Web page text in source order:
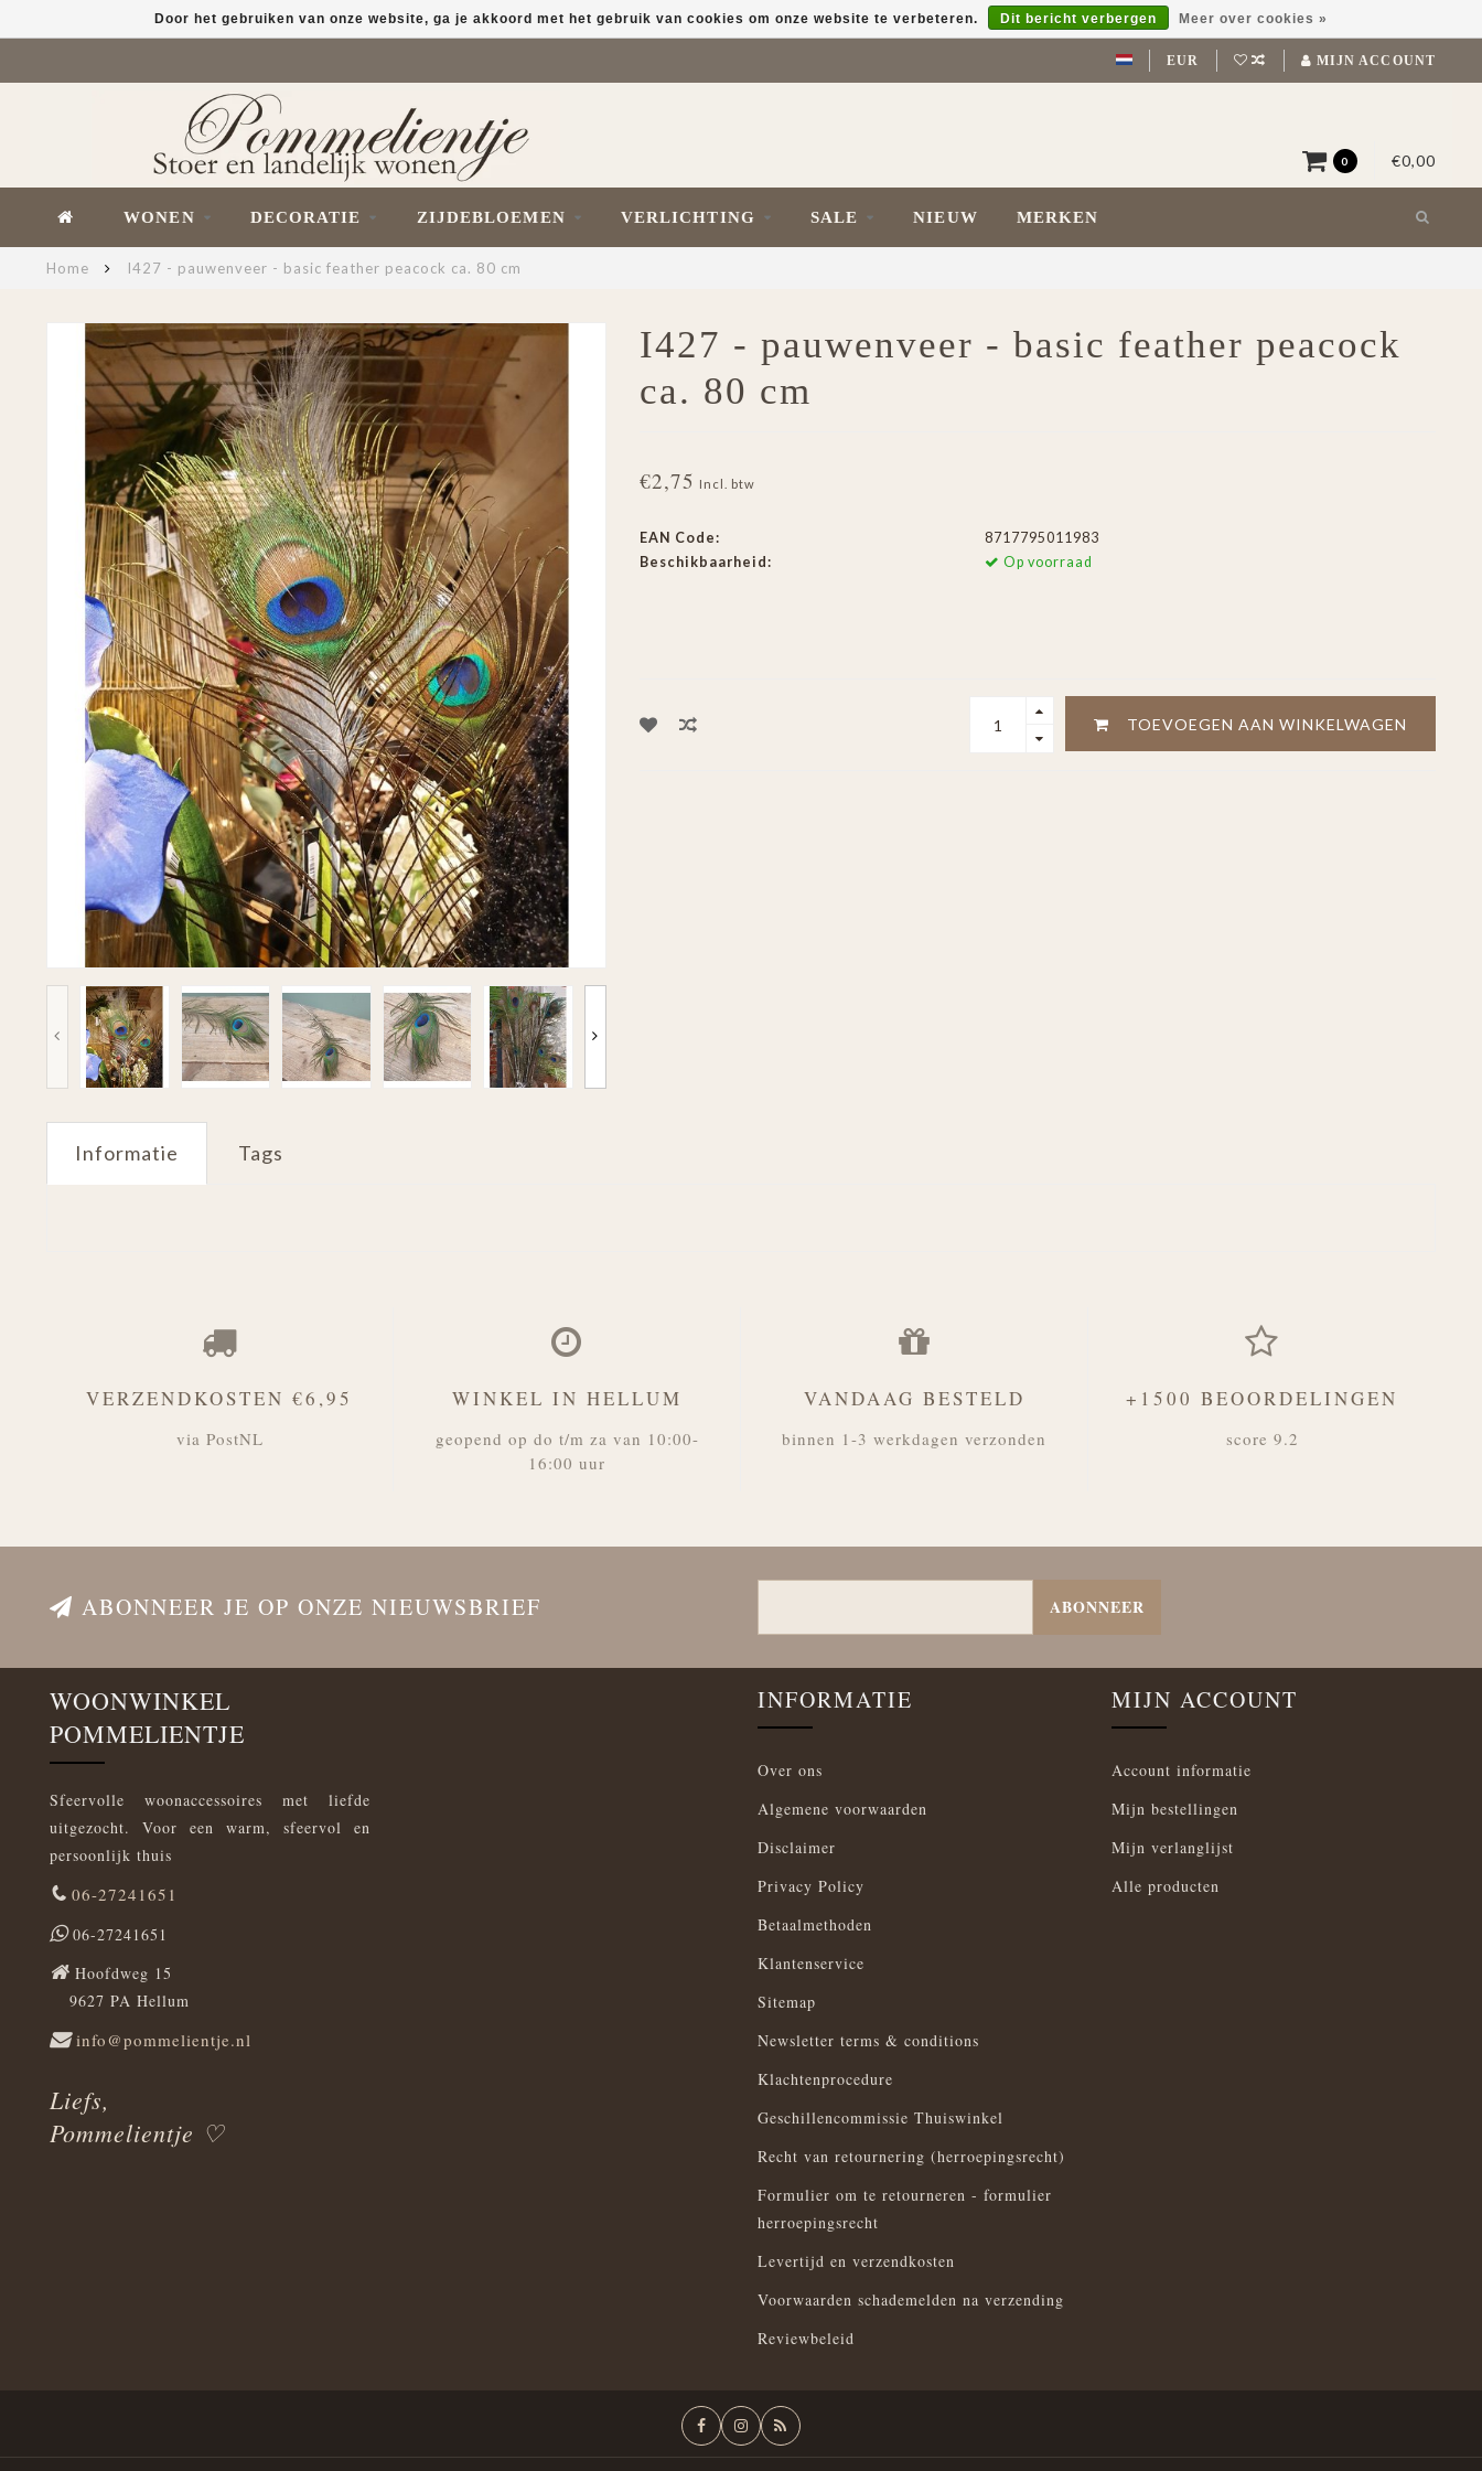
EUR MIJN ACCOUNT
0 €0,00
WONEN DECORATIE ZIJDEBLOEMEN VERLICHTING SALE NIEUW MERKEN
Home I427 - pauwenveer - basic feather peacock ca. 80 cm
I427 - pauwenveer - basic feather peacock
ca. 80 cm
€2,75 Incl. btw
EAN Code:
8717795011983
Beschikbaarheid:
Op voorraad
TOEVOEGEN AAN WINKELWAGEN
Informatie Tags
Door het gebruiken van onze website, ga je akkoord met het gebruik van cookies om onze website te verbeteren. Dit bericht verbergen Meer over cookies »
VERZENDKOSTEN €6,95
via PostNL
WINKEL IN HELLUM
geopend op do t/m za van 10:00-
16:00 uur
VANDAAG BESTELD
binnen 1-3 werkdagen verzonden
+1500 BEOORDELINGEN
score 9.2
ABONNEER JE OP ONZE NIEUWSBRIEF ABONNEER
WOONWINKEL
POMMELIENTJE
Sfeervolle woonaccessoires met liefde
uitgezocht. Voor een warm, sfeervol en
persoonlijk thuis
06-27241651
06-27241651
Hoofdweg 15
9627 PA Hellum
info@pommelientje.nl
Liefs,
Pommelientje ♡
INFORMATIE
Over ons
Algemene voorwaarden
Disclaimer
Privacy Policy
Betaalmethoden
Klantenservice
Sitemap
Newsletter terms & conditions
Klachtenprocedure
Geschillencommissie Thuiswinkel
Recht van retournering (herroepingsrecht)
Formulier om te retourneren - formulier
herroepingsrecht
Levertijd en verzendkosten
Voorwaarden schademelden na verzending
Reviewbeleid
MIJN ACCOUNT
Account informatie
Mijn bestellingen
Mijn verlanglijst
Alle producten